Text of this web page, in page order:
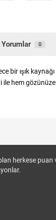
Yorumlar 0
bir ışık
hem
herkese puan